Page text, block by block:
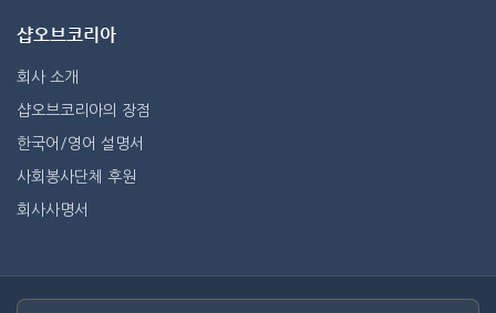
샵오브코리아
회사 소개
샵오브코리아의 장점
한국어/영어 설명서
사회봉사단체 후원
회사사명서